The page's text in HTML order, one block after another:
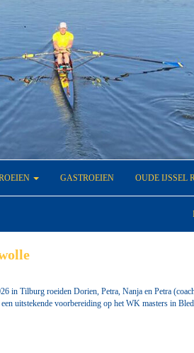
GASTROEIEN OUDE IJSSEL
Tilburg roeiden Dorien, Petra, Nanja en Petra
uitstekende voorbereiding op het WK masters in